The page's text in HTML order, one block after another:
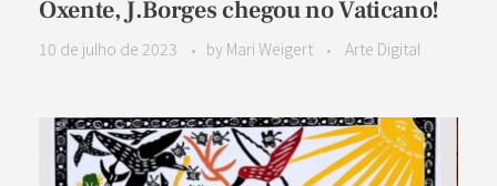
Oxente, J.Borges chegou no Vaticano!
10 de julho de 2023 by Mari Weigert Arte Digital